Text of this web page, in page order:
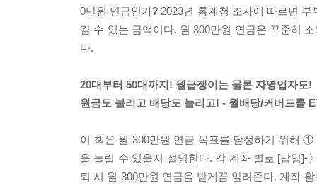
0만원 연금인가? 2023년 통계청 조사에 따르면
갈 수 있는 금액이다. 월 300만원 연금은 꾸준히
다.
20대부터 50대까지! 월급쟁이는 물론 자영업자도!
원금도 불리고 배당도 늘리고! - 월배당/커버드콜
이 책은 월 300만원 연금 목표를 달성하기 위해
을 늘릴 수 있을지 설명한다. 각 계좌 별로 [납입]-
퇴 시 월 300만원 연금을 받게끔 알려준다. 계좌